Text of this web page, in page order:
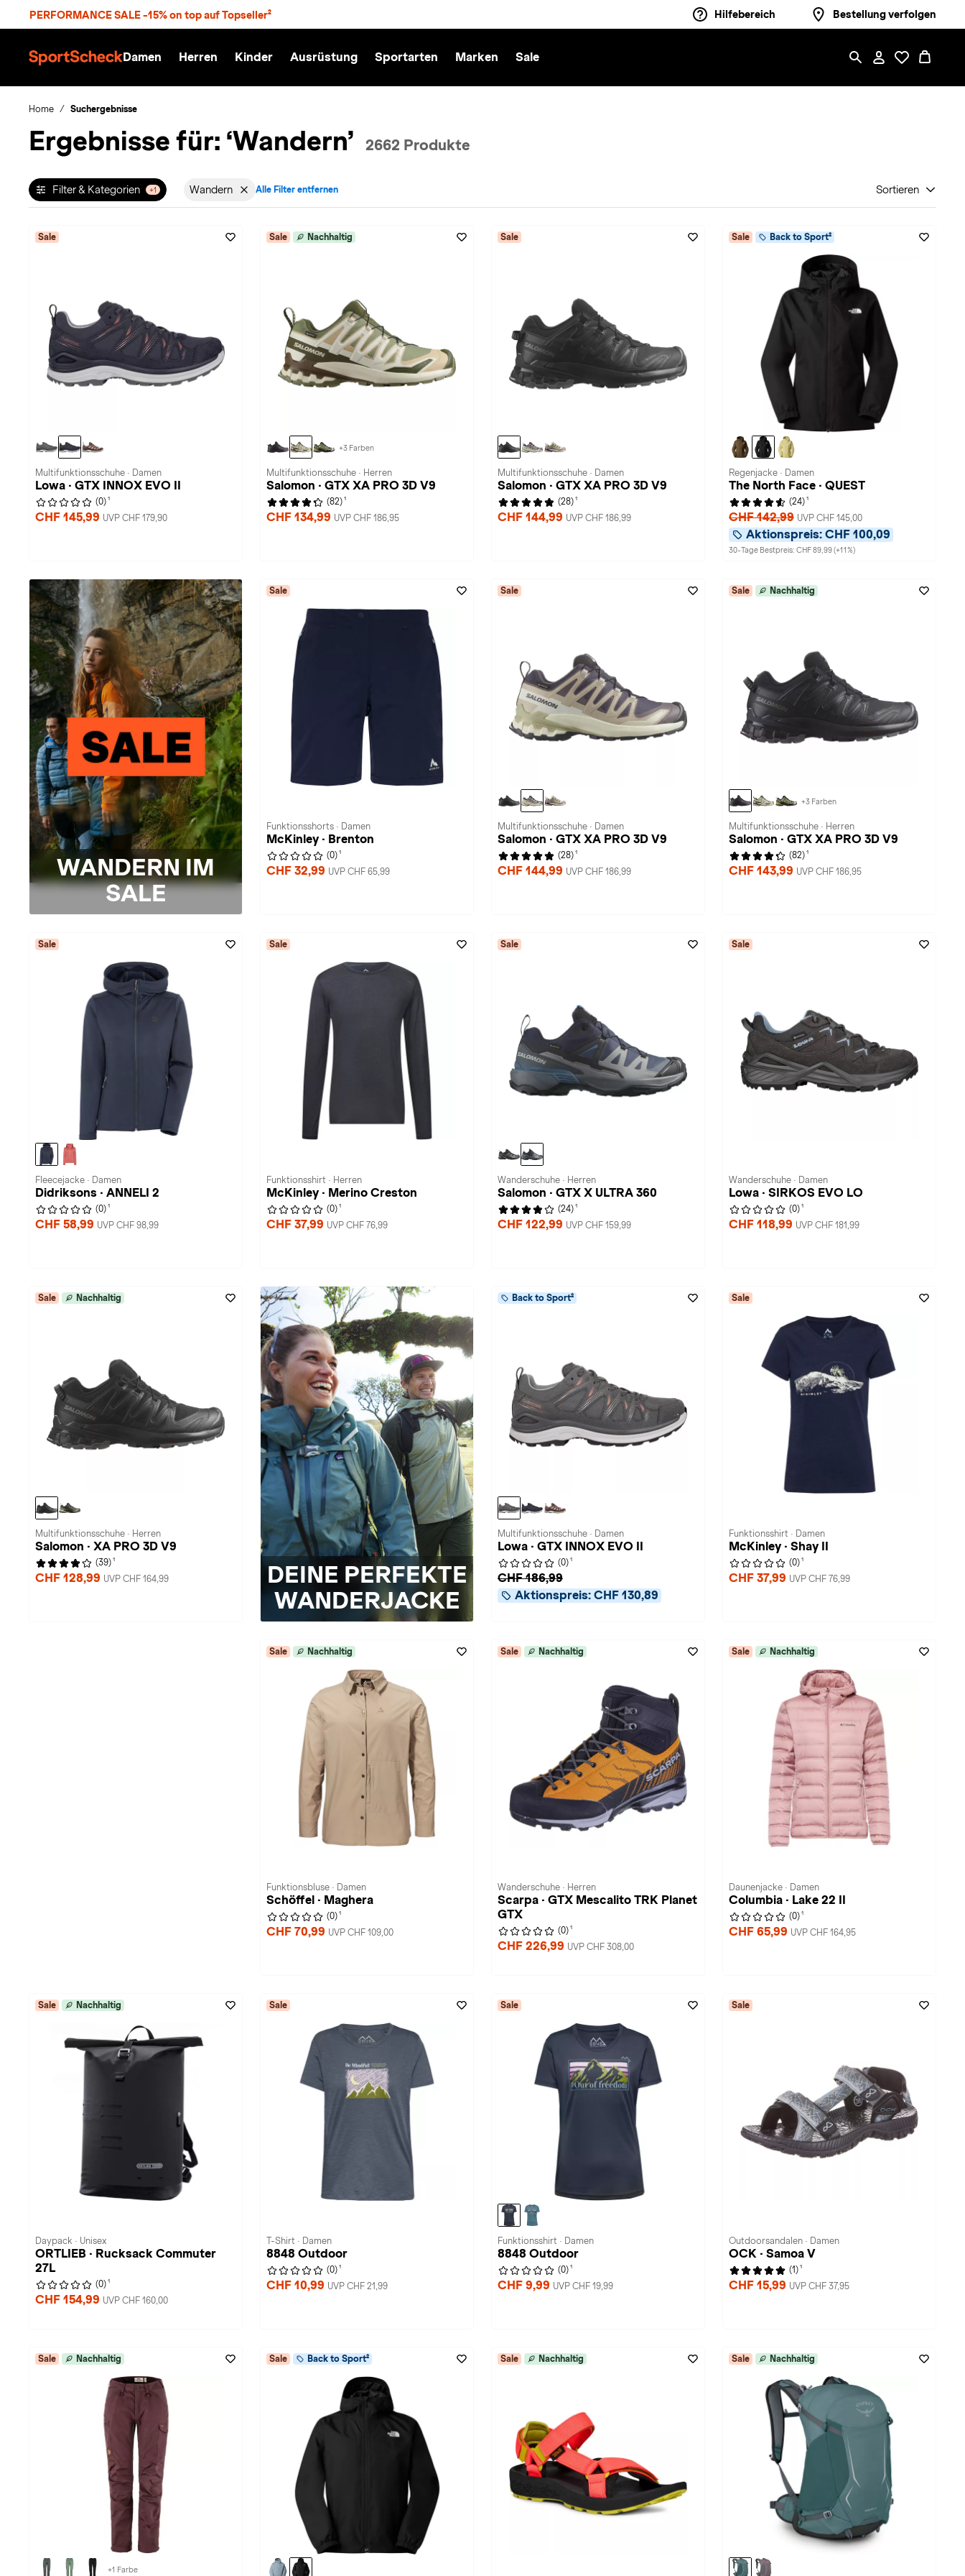
PERFORMANCE SALE -15% on top auf Topseller² Hilfebereich Bestellung verfolgen
S
c
k
Damen Herren Kinder Ausrüstung Sportarten Marken Sale
Home Suchergebnisse
Ergebnisse für: ‘Wandern’ 2662 Produkte
Filter & Kategorien +1 WandernFilter aktiv für Sportart: Wandern entfernen
Alle Filter entfernen Sortieren
Sale
Multifunktionsschuhe · Damen
Lowa · GTX INNOX EVO II
(0) 1
CHF 145,99 UVP CHF 179,90
Sale Nachhaltig
+3 Farben
Multifunktionsschuhe · Herren
Salomon · GTX XA PRO 3D V9
(82) 1
CHF 134,99 UVP CHF 186,95
Sale
Multifunktionsschuhe · Damen
Salomon · GTX XA PRO 3D V9
(28) 1
CHF 144,99 UVP CHF 186,99
Sale Back to Sport²
Regenjacke · Damen
The North Face · QUEST
(24) 1
CHF 142,99 UVP CHF 145,00
Aktionspreis: CHF 100,09
30-Tage Bestpreis: CHF 89,99 (+11%)
WANDERN IM
SALE
Sale
Funktionsshorts · Damen
McKinley · Brenton
(0) 1
CHF 32,99 UVP CHF 65,99
Sale
Multifunktionsschuhe · Damen
Salomon · GTX XA PRO 3D V9
(28) 1
CHF 144,99 UVP CHF 186,99
Sale Nachhaltig
+3 Farben
Multifunktionsschuhe · Herren
Salomon · GTX XA PRO 3D V9
(82) 1
CHF 143,99 UVP CHF 186,95
Sale
Fleecejacke · Damen
Didriksons · ANNELI 2
(0) 1
CHF 58,99 UVP CHF 98,99
Sale
Funktionsshirt · Herren
McKinley · Merino Creston
(0) 1
CHF 37,99 UVP CHF 76,99
Sale
Wanderschuhe · Herren
Salomon · GTX X ULTRA 360
(24) 1
CHF 122,99 UVP CHF 159,99
Sale
Wanderschuhe · Damen
Lowa · SIRKOS EVO LO
(0) 1
CHF 118,99 UVP CHF 181,99
Sale Nachhaltig
Multifunktionsschuhe · Herren
Salomon · XA PRO 3D V9
(39) 1
CHF 128,99 UVP CHF 164,99
DEINE PERFEKTE
WANDERJACKE
Back to Sport²
Multifunktionsschuhe · Damen
Lowa · GTX INNOX EVO II
(0) 1
CHF 186,99
Aktionspreis: CHF 130,89
Sale
Funktionsshirt · Damen
McKinley · Shay II
(0) 1
CHF 37,99 UVP CHF 76,99
Sale Nachhaltig
Funktionsbluse · Damen
Schöffel · Maghera
(0) 1
CHF 70,99 UVP CHF 109,00
Sale Nachhaltig
Wanderschuhe · Herren
Scarpa · GTX Mescalito TRK Planet
GTX
(0) 1
CHF 226,99 UVP CHF 308,00
Sale Nachhaltig
Daunenjacke · Damen
Columbia · Lake 22 II
(0) 1
CHF 65,99 UVP CHF 164,95
Sale Nachhaltig
Daypack · Unisex
ORTLIEB · Rucksack Commuter
27L
(0) 1
CHF 154,99 UVP CHF 160,00
Sale
T-Shirt · Damen
8848 Outdoor
(0) 1
CHF 10,99 UVP CHF 21,99
Sale
Funktionsshirt · Damen
8848 Outdoor
(0) 1
CHF 9,99 UVP CHF 19,99
Sale
Outdoorsandalen · Damen
OCK · Samoa V
(1) 1
CHF 15,99 UVP CHF 37,95
Sale Nachhaltig
+1 Farbe
Sale Back to Sport² Sale Nachhaltig Sale Nachhaltig